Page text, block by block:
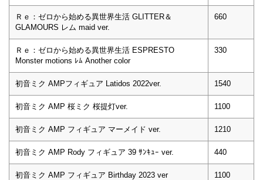
Ｒｅ：ゼロから始める異世界生活 GLITTER＆
GLAMOURS レム maid ver.
660
Ｒｅ：ゼロから始める異世界生活 ESPRESTO
Monster motions ﾚﾑ Another color
330
初音ミク AMPフィギュア Latidos 2022ver. 1540
初音ミク AMP 桜ミク 桜提灯ver. 1100
初音ミク AMP フィギュア マーメイド ver. 1210
初音ミク AMP Rody フィギュア 39 ｻﾝｷｭｰ ver. 440
初音ミク AMP フィギュア Birthday 2023 ver 1100